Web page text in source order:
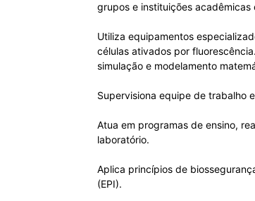
grupos e instituições
Utiliza equipamentos
células ativados por
simulação e modelamento
Supervisiona equipe de trabalho
Atua em programas de ensino,
laboratório.
Aplica princípios de
(EPI).